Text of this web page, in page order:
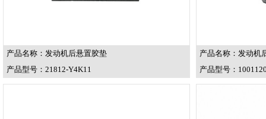
产品名称：发动机后悬置胶垫
产品型号：21812-Y4K11
产品名称：发动机
产品型号：